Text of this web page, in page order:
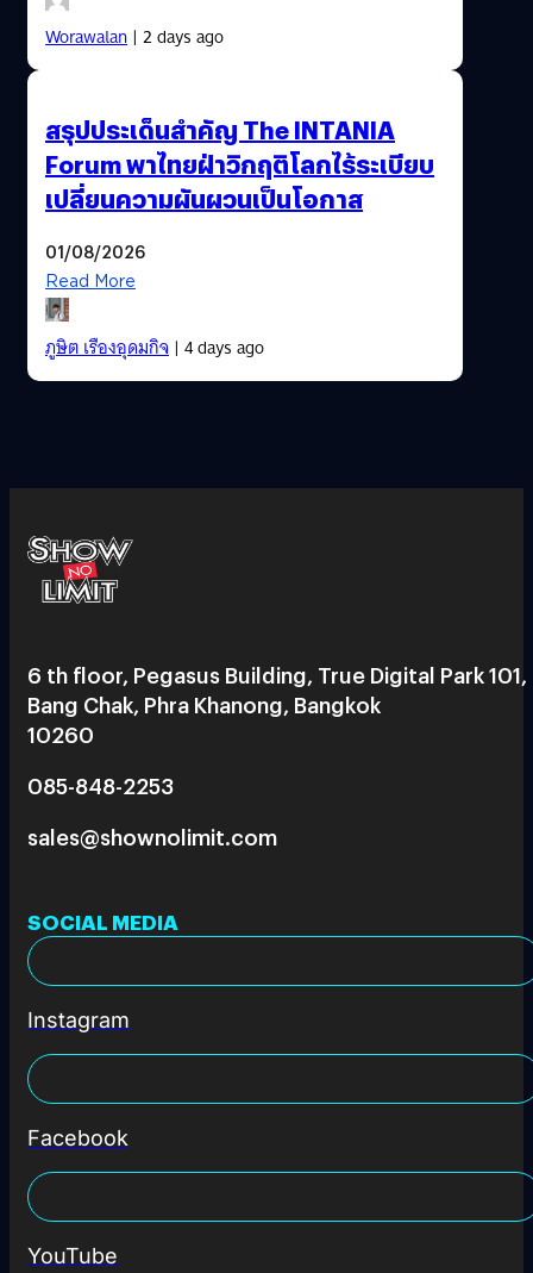
Worawalan| 2 days ago
สรุปประเด็นสำคัญ The INTANIA
Forum พาไทยฝ่าวิกฤติโลกไร้ระเบียบ
เปลี่ยนความผันผวนเป็นโอกาส
01/08/2026
Read More
ภูษิต เรืองอุดมกิจ| 4 days ago
6 th floor, Pegasus Building, True Digital Park 101,
Bang Chak, Phra Khanong, Bangkok
10260
085-848-2253
sales@shownolimit.com
SOCIAL MEDIA
Instagram
Facebook
YouTube